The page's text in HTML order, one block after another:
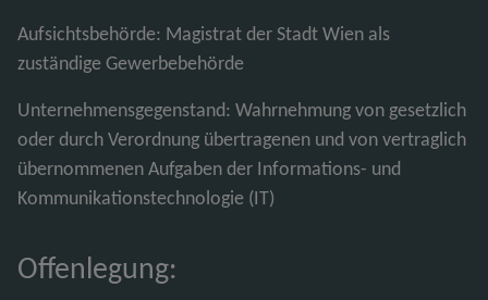
Aufsichtsbehörde: Magistrat der Stadt Wien als
zuständige Gewerbebehörde
Unternehmensgegenstand: Wahrnehmung von gesetzlich
oder durch Verordnung übertragenen und von vertraglich
übernommenen Aufgaben der Informations- und
Kommunikationstechnologie (IT)
Offenlegung: